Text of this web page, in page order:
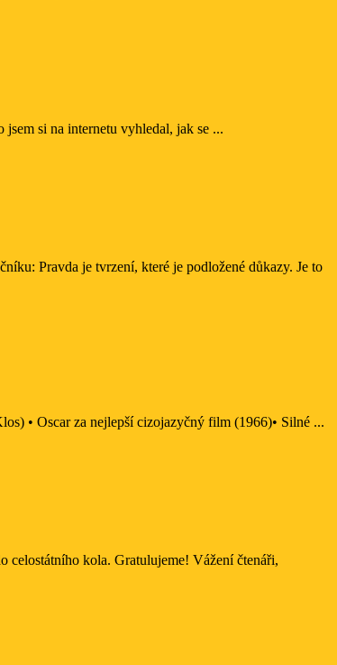
si na internetu vyhledal, jak se ...
• Oscar za nejlepší cizojazyčný film (1966)• Silné ...